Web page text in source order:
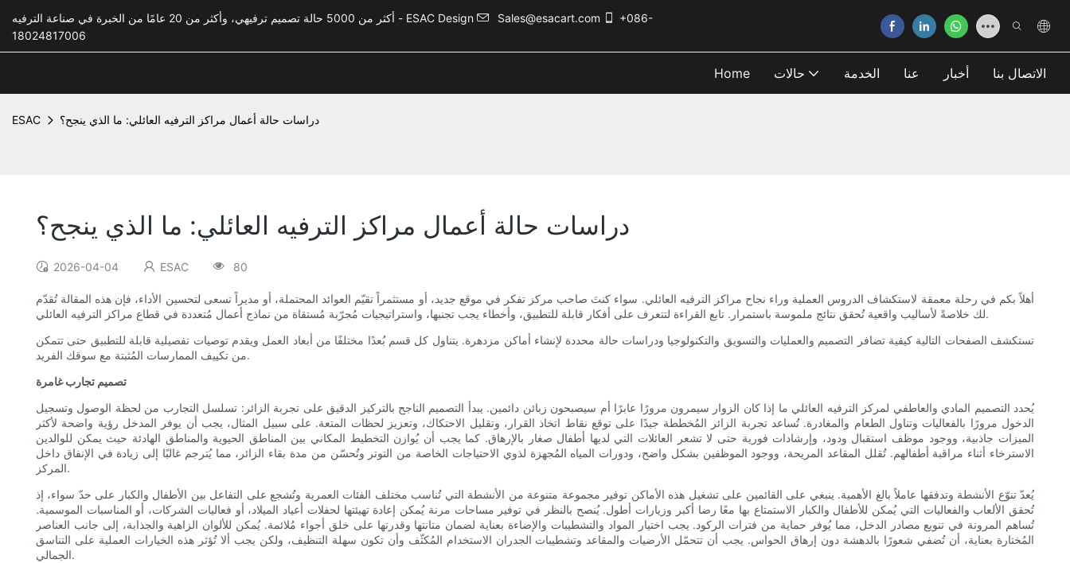
أكثر من 5000 حالة تصميم ترفيهي، وأكثر من 20 عامًا من الخبرة في صناعة الترفيه - ESAC Design Sales@esacart.com
+086-
18024817006
Home حالات الخدمة عنا أخبار الاتصال بنا
ESAC دراسات حالة أعمال مراكز الترفيه العائلي: ما الذي ينجح؟
دراسات حالة أعمال مراكز الترفيه العائلي: ما الذي ينجح؟
2026-04-04 ESAC 80
أهلاً بكم في رحلة معمقة لاستكشاف الدروس العملية وراء نجاح مراكز الترفيه العائلي. سواء كنتَ صاحب مركز تفكر في موقع جديد، أو مستثمراً تقيّم العوائد المحتملة، أو مديراً تسعى لتحسين الأداء، فإن هذه المقالة تُقدّم
لك خلاصةً لأساليب واقعية تُحقق نتائج ملموسة باستمرار. تابع القراءة لتتعرف على أفكار قابلة للتطبيق، وأخطاء يجب تجنبها، واستراتيجيات مُجرّبة مُستقاة من نماذج أعمال مُتعددة في قطاع مراكز الترفيه العائلي.
تستكشف الصفحات التالية كيفية تضافر التصميم والعمليات والتسويق والتكنولوجيا ودراسات حالة محددة لإنشاء أماكن مزدهرة. يتناول كل قسم بُعدًا مختلفًا من أبعاد العمل ويقدم توصيات تفصيلية قابلة للتطبيق حتى تتمكن
من تكييف الممارسات المُثبتة مع سوقك الفريد.
تصميم تجارب غامرة
يُحدد التصميم المادي والعاطفي لمركز الترفيه العائلي ما إذا كان الزوار سيمرون مرورًا عابرًا أم سيصبحون زبائن دائمين. يبدأ التصميم الناجح بالتركيز الدقيق على تجربة الزائر: تسلسل التجارب من لحظة الوصول وتسجيل
الدخول مرورًا بالفعاليات وتناول الطعام والمغادرة. تُساعد تجربة الزائر المُخططة جيدًا على توقع نقاط اتخاذ القرار، وتقليل الاحتكاك، وتعزيز لحظات المتعة. على سبيل المثال، يجب أن يوفر المدخل رؤية واضحة لأكثر
الميزات جاذبية، ووجود موظف استقبال ودود، وإرشادات فورية حتى لا تشعر العائلات التي لديها أطفال صغار بالإرهاق. كما يجب أن يُوازن التخطيط المكاني بين المناطق الحيوية والمناطق الهادئة حيث يمكن للوالدين
الاسترخاء أثناء مراقبة أطفالهم. تُقلل المقاعد المريحة، ووجود الموظفين بشكل واضح، ودورات المياه المُجهزة لذوي الاحتياجات الخاصة من التوتر وتُحسّن من مدة بقاء الزائر، مما يُترجم غالبًا إلى زيادة في الإنفاق داخل
المركز.
يُعدّ تنوّع الأنشطة وتدفقها عاملاً بالغ الأهمية. ينبغي على القائمين على تشغيل هذه الأماكن توفير مجموعة متنوعة من الأنشطة التي تُناسب مختلف الفئات العمرية وتُشجع على التفاعل بين الأطفال والكبار على حدّ سواء، إذ
تُحقق الألعاب والفعاليات التي يُمكن للأطفال والكبار الاستمتاع بها معًا رضا أكبر وزيارات أطول. يُنصح بالنظر في توفير مساحات مرنة يُمكن إعادة تهيئتها لحفلات أعياد الميلاد، أو فعاليات الشركات، أو المناسبات الموسمية.
تُساهم المرونة في تنويع مصادر الدخل، مما يُوفر حماية من فترات الركود. يجب اختيار المواد والتشطيبات والإضاءة بعناية لضمان متانتها وقدرتها على خلق أجواء مُلائمة. يُمكن للألوان الزاهية والجذابة، إلى جانب العناصر
المُختارة بعناية، أن تُضفي شعورًا بالدهشة دون إرهاق الحواس. يجب أن تتحمّل الأرضيات والمقاعد وتشطيبات الجدران الاستخدام المُكثّف وأن تكون سهلة التنظيف، ولكن يجب ألا تُؤثر هذه الخيارات العملية على التناسق
الجمالي.